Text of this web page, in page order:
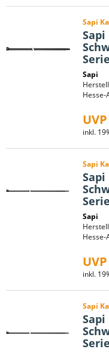
Sapi
Sapi
Hesse-
inkl.
Sapi
Sapi
Hesse-
inkl.
Sapi